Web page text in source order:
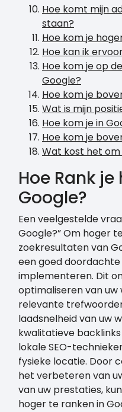
Hoe komt mijn
staan?
Hoe kom je
Hoe kan ik
Hoe kom je op
Google?
Hoe kom je
Wat is mijn
Hoe kom je in
Hoe kom je
Wat kost het
Hoe Rank
Google?
Een veelgestelde
Google?” Om hoger
zoekresultaten van
een goed
implementeren. Dit
optimaliseren van
relevante
laadsnelheid van uw
kwalitatieve
lokale SEO-
fysieke locatie. Door
het verbeteren van
van uw prestaties,
hoger te ranken in